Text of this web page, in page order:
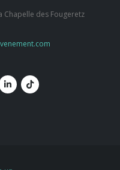
Chapelle des Fougeretz